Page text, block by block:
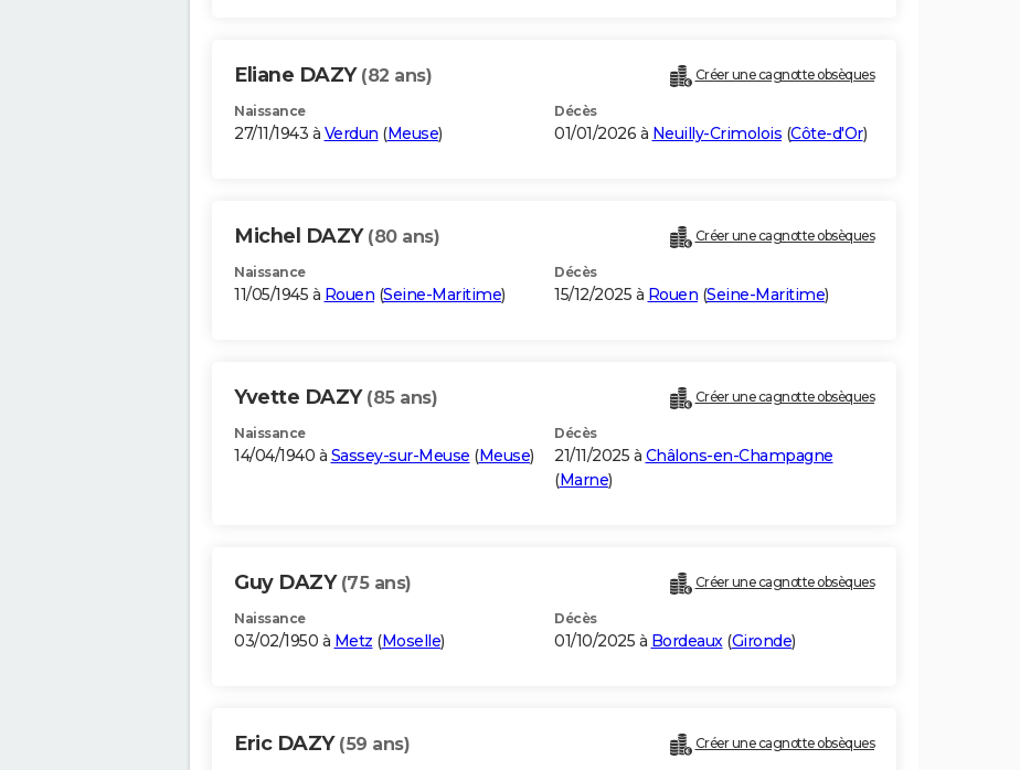
Eliane DAZY (82 ans) Créer une cagnotte obsèques
Naissance
27/11/1943 à Verdun (Meuse)
Décès
01/01/2026 à Neuilly-Crimolois (Côte-d'Or)
Michel DAZY (80 ans) Créer une cagnotte obsèques
Naissance
11/05/1945 à Rouen (Seine-Maritime)
Décès
15/12/2025 à Rouen (Seine-Maritime)
Yvette DAZY (85 ans) Créer une cagnotte obsèques
Naissance
14/04/1940 à Sassey-sur-Meuse (Meuse)
Décès
21/11/2025 à Châlons-en-Champagne
(Marne)
Guy DAZY (75 ans) Créer une cagnotte obsèques
Naissance
03/02/1950 à Metz (Moselle)
Décès
01/10/2025 à Bordeaux(Gironde)
Eric DAZY (59 ans) Créer une cagnotte obsèques